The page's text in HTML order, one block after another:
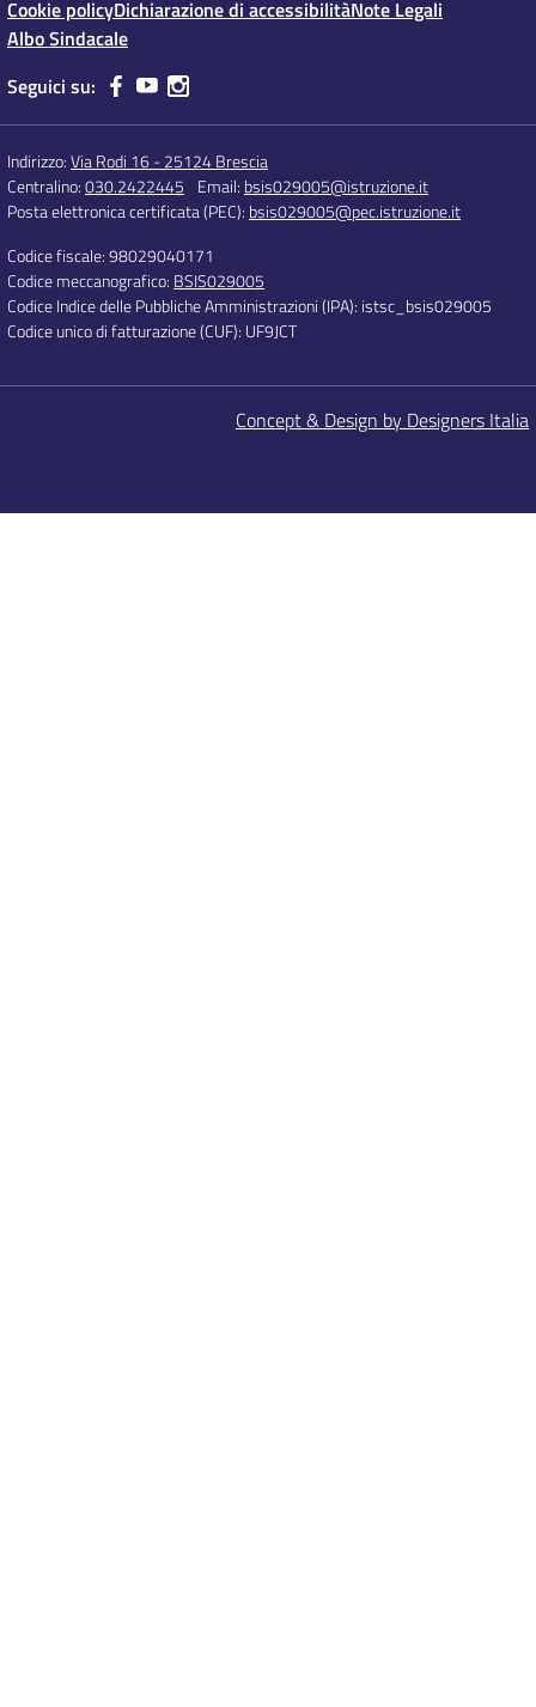
Cookie policyDichiarazione di accessibilitàNote Legali
Albo Sindacale
Seguici su:
Indirizzo:Via Rodi 16 - 25124 Brescia
Centralino:030.2422445 Email: bsis029005@istruzione.it
Posta elettronica certificata (PEC): bsis029005@pec.istruzione.it
Codice fiscale: 98029040171
Codice meccanografico: BSIS029005
Codice Indice delle Pubbliche Amministrazioni (IPA): istsc_bsis029005
Codice unico di fatturazione (CUF): UF9JCT
Concept & Design by Designers Italia